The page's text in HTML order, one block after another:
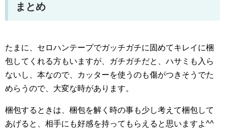
まとめ
たまに、セロハンテープでガッチガチに固めてキレイに梱
包してくれる方もいますが、ガチガチだと、ハサミも入ら
ないし、本なので、カッターを使うのも傷がつきそうでた
めらうので、大変な時があります。
梱包するときは、梱包を解く時の事も少し考えて梱包して
あげると、相手にも好感を持ってもらえると思いますよ^^